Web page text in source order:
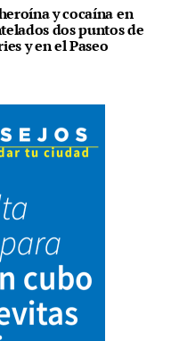
y cocaína en
dos puntos de
y en el Paseo